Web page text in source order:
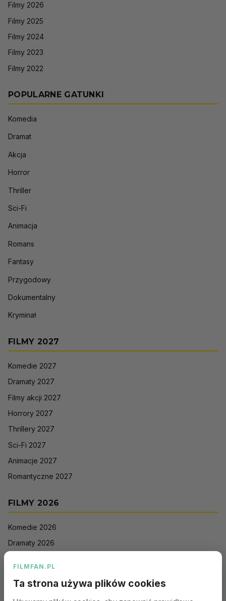
Filmy 2026
Filmy 2025
Filmy 2024
Filmy 2023
Filmy 2022
POPULARNE GATUNKI
Komedia
Dramat
Akcja
Horror
Thriller
Sci-Fi
Animacja
Romans
Fantasy
Przygodowy
Dokumentalny
Kryminał
FILMY 2027
Komedie 2027
Dramaty 2027
Filmy akcji 2027
Horrory 2027
Thrillery 2027
Sci-Fi 2027
Animacje 2027
Romantyczne 2027
FILMY 2026
Komedie 2026
Dramaty 2026
FILMFAN.PL
Ta strona używa plików cookies